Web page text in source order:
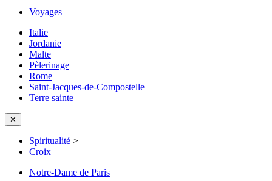
Voyages
Italie
Jordanie
Malte
Pèlerinage
Rome
Saint-Jacques-de-Compostelle
Terre sainte
✕
Spiritualité >
Croix
Notre-Dame de Paris